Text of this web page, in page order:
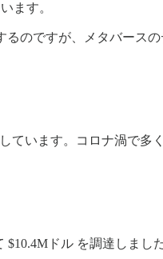
ます。
のですが、メタバース
ています。コロナ渦で
ドル を調達しました